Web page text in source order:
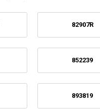
82907R
852239
893819